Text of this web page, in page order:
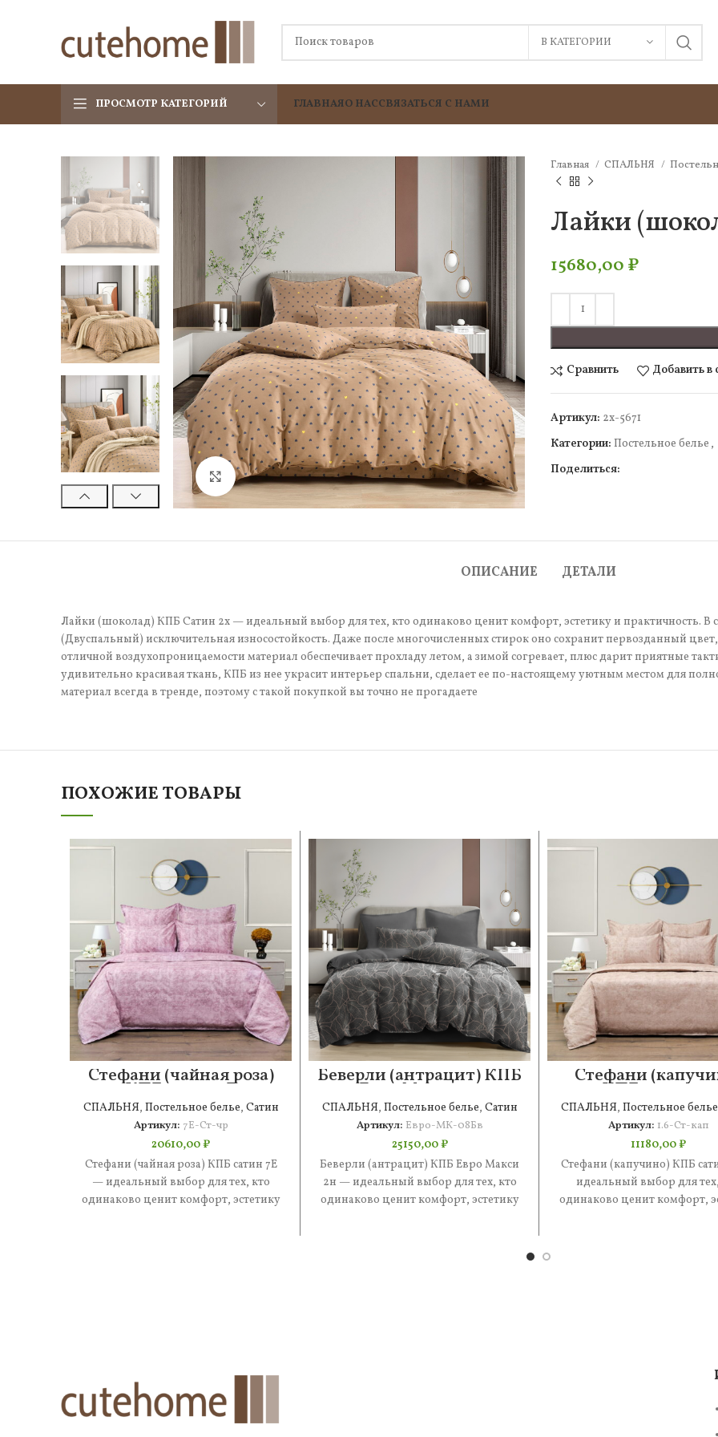
В КАТЕГОРИИ
ПРОСМОТР КАТЕГОРИЙ ГЛАВНАЯО НАССВЯЗАТЬСЯ С НАМИ
Нажмите, чтобы увеличить
Главная СПАЛЬНЯ
Лайки
15680,00₽
Сравнить Добавить в
Артикул: 2х-5671
Категории: Постельное белье ,
Поделиться:
ОПИСАНИЕ ДЕТАЛИ
Лайки (шоколад) КПБ Сатин 2х — идеальный выбор для тех, кто одинаково ценит комфорт, эстетику и практичность. В
(Двуспальный) исключительная износостойкость. Даже после многочисленных стирок оно сохранит первозданный
отличной воздухопроницаемости материал обеспечивает прохладу летом, а зимой согревает, плюс дарит приятные
удивительно красивая ткань, КПБ из нее украсит интерьер спальни, сделает ее по-настоящему уютным местом для
материал всегда в тренде, поэтому с такой покупкой вы точно не прогадаете
ПОХОЖИЕ ТОВАРЫ
Стефани (чайная роза)
КПБ сатин 7Е
СПАЛЬНЯ, Постельное белье, Сатин
Артикул: 7Е-Ст-чр
20610,00₽
Стефани (чайная роза) КПБ сатин 7Е
— идеальный выбор для тех, кто
одинаково ценит комфорт, эстетику
Беверли (антрацит) КПБ
Евро Макси 2н
СПАЛЬНЯ, Постельное белье, Сатин
Артикул: Евро-МК-08Бв
25150,00₽
Беверли (антрацит) КПБ Евро Макси
2н — идеальный выбор для тех, кто
одинаково ценит комфорт, эстетику
Стефани
КПБ сатин 1.6
СПАЛЬНЯ, Постельное белье
Артикул: 1.6-Ст-кап
11180,00₽
Стефани (капучино) КПБ
идеальный выбор для
одинаково ценит комфорт,